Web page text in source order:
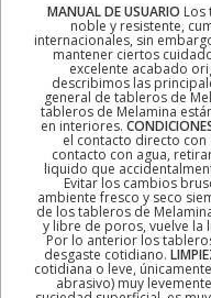
MANUAL DE USUARIO Los
noble y resistente,
internacionales, sin
mantener ciertos
excelente acabado
describimos las
general de tableros de
tableros de Melamina
en interiores.
el contacto directo con
contacto con agua,
liquido que
Evitar los cambios
ambiente fresco y seco
de los tableros de
y libre de poros, vuelve la
Por lo anterior los
desgaste cotidiano.
cotidiana o leve,
abrasivo) muy